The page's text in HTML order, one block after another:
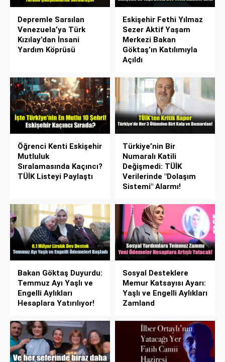
Depremle Sarsılan
Venezuela’ya Türk
Kızılay’dan İnsani
Yardım Köprüsü
Eskişehir Fethi Yılmaz
Sezer Aktif Yaşam
Merkezi Bakan
Göktaş’ın Katılımıyla
Açıldı
Öğrenci Kenti Eskişehir
Mutluluk
Sıralamasında Kaçıncı?
TÜİK Listeyi Paylaştı
Türkiye’nin Bir
Numaralı Katili
Değişmedi: TÜİK
Verilerinde "Dolaşım
Sistemi" Alarmı!
Bakan Göktaş Duyurdu:
Temmuz Ayı Yaşlı ve
Engelli Aylıkları
Hesaplara Yatırılıyor!
Sosyal Desteklere
Memur Katsayısı Ayarı:
Yaşlı ve Engelli Aylıkları
Zamland